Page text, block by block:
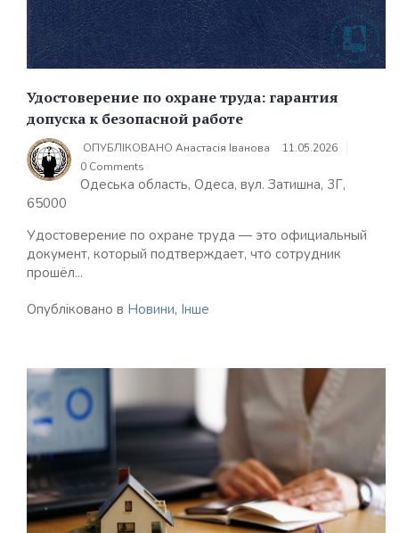
Удостоверение по охране труда: гарантия
допуска к безопасной работе
ОПУБЛІКОВАНО Анастасія Іванова
11.05.2026
0 Comments
Одеська область, Одеса, вул. Затишна, 3Г,
65000
Удостоверение по охране труда — это официальный
документ, который подтверждает, что сотрудник
прошёл...
Опубліковано в Новини, Інше